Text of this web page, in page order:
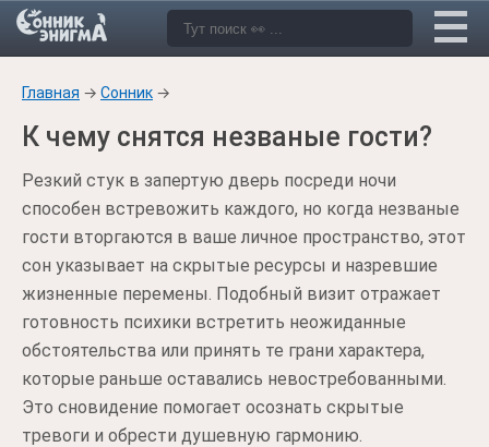
Главная → Сонник →
К чему снятся незваные гости?
Резкий стук в запертую дверь посреди ночи
способен встревожить каждого, но когда незваные
гости вторгаются в ваше личное пространство, этот
сон указывает на скрытые ресурсы и назревшие
жизненные перемены. Подобный визит отражает
готовность психики встретить неожиданные
обстоятельства или принять те грани характера,
которые раньше оставались невостребованными.
Это сновидение помогает осознать скрытые
тревоги и обрести душевную гармонию.